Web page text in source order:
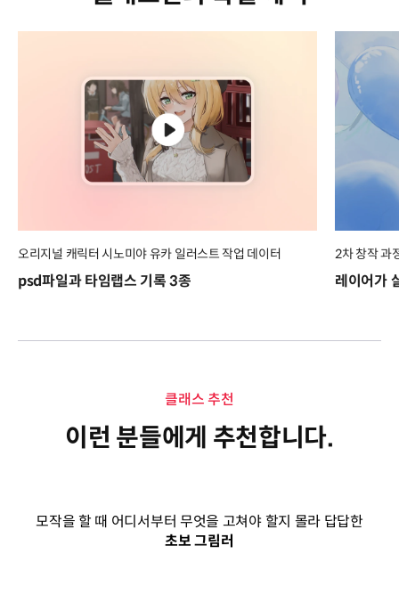
오리지널 캐릭터 시노미야 유카 일러스트 작업 데이터
psd파일과 타임랩스 기록 3종
2차 창작 과
레이어가
클래스 추천
이런 분들에게 추천합니다.
모작을 할 때 어디서부터 무엇을 고쳐야 할지 몰라 답답한
초보 그림러